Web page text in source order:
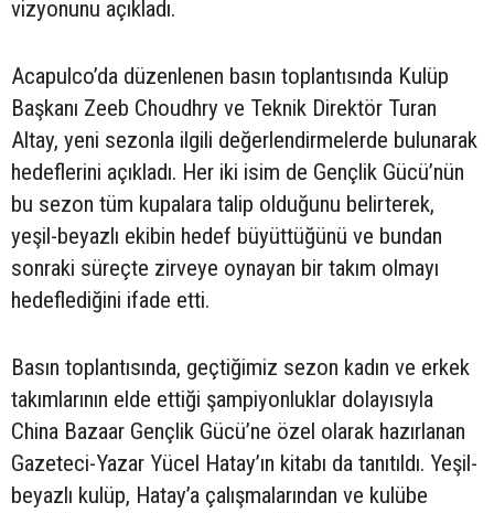
vizyonunu açıkladı.
Acapulco’da düzenlenen basın toplantısında Kulüp
Başkanı Zeeb Choudhry ve Teknik Direktör Turan
Altay, yeni sezonla ilgili değerlendirmelerde bulunarak
hedeflerini açıkladı. Her iki isim de Gençlik Gücü’nün
bu sezon tüm kupalara talip olduğunu belirterek,
yeşil-beyazlı ekibin hedef büyüttüğünü ve bundan
sonraki süreçte zirveye oynayan bir takım olmayı
hedeflediğini ifade etti.
Basın toplantısında, geçtiğimiz sezon kadın ve erkek
takımlarının elde ettiği şampiyonluklar dolayısıyla
China Bazaar Gençlik Gücü’ne özel olarak hazırlanan
Gazeteci-Yazar Yücel Hatay’ın kitabı da tanıtıldı. Yeşil-
beyazlı kulüp, Hatay’a çalışmalarından ve kulübe